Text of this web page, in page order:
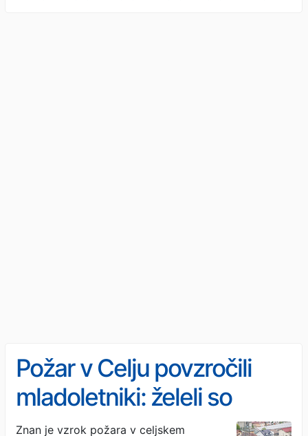
Požar v Celju povzročili
mladoletniki: želeli so
speči meso
Znan je vzrok požara v celjskem